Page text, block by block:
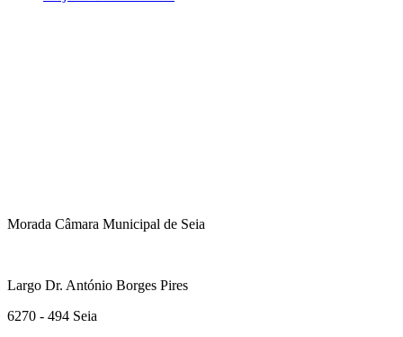
Morada Câmara Municipal de Seia
Largo Dr. António Borges Pires
6270 - 494 Seia